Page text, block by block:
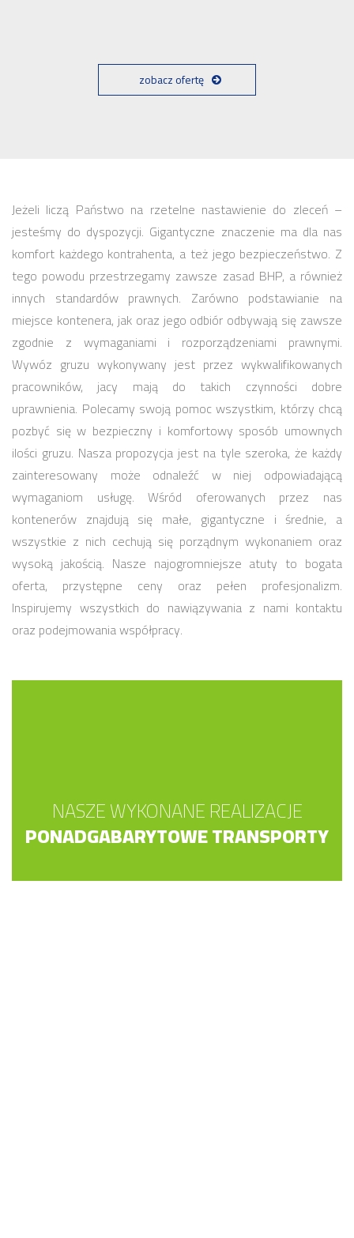
zobacz ofertę
Jeżeli liczą Państwo na rzetelne nastawienie do zleceń –
jesteśmy do dyspozycji. Gigantyczne znaczenie ma dla nas
komfort każdego kontrahenta, a też jego bezpieczeństwo. Z
tego powodu przestrzegamy zawsze zasad BHP, a również
innych standardów prawnych. Zarówno podstawianie na
miejsce kontenera, jak oraz jego odbiór odbywają się zawsze
zgodnie z wymaganiami i rozporządzeniami prawnymi.
Wywóz gruzu wykonywany jest przez wykwalifikowanych
pracowników, jacy mają do takich czynności dobre
uprawnienia. Polecamy swoją pomoc wszystkim, którzy chcą
pozbyć się w bezpieczny i komfortowy sposób umownych
ilości gruzu. Nasza propozycja jest na tyle szeroka, że każdy
zainteresowany może odnaleźć w niej odpowiadającą
wymaganiom usługę. Wśród oferowanych przez nas
kontenerów znajdują się małe, gigantyczne i średnie, a
wszystkie z nich cechują się porządnym wykonaniem oraz
wysoką jakością. Nasze najogromniejsze atuty to bogata
oferta, przystępne ceny oraz pełen profesjonalizm.
Inspirujemy wszystkich do nawiązywania z nami kontaktu
oraz podejmowania współpracy.
NASZE WYKONANE REALIZACJE
PONADGABARYTOWE TRANSPORTY